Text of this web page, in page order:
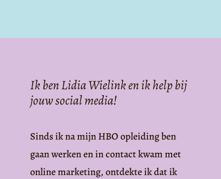
Ik ben Lidia Wielink en ik help bij
jouw social media!
Sinds ik na mijn HBO opleiding ben
gaan werken en in contact kwam met
online marketing, ontdekte ik dat ik